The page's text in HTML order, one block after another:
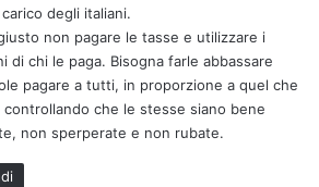
degli italiani.
non pagare le tasse e utilizzare i
di chi le paga. Bisogna farle abbassare
pagare a tutti, in proporzione a quel che
controllando che le stesse siano bene
non sperperate e non rubate.